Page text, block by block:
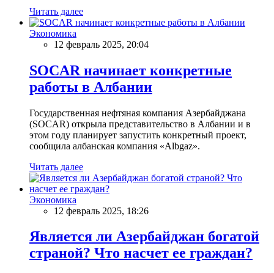
Читать далее
Экономика
12 февраль 2025, 20:04
SOCAR начинает конкретные
работы в Албании
Государственная нефтяная компания Азербайджана
(SOCAR) открыла представительство в Албании и в
этом году планирует запустить конкретный проект,
сообщила албанская компания «Albgaz».
Читать далее
Экономика
12 февраль 2025, 18:26
Является ли Азербайджан богатой
страной? Что насчет ее граждан?